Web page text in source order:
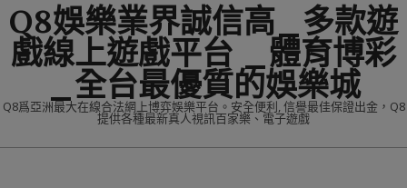
Q8娛樂業界誠信高_多款遊
戲線上遊戲平台 _體育博彩
_全台最優質的娛樂城
Q8爲亞洲最大在線合法網上博弈娛樂平台。安全便利, 信譽最佳保證出金，Q8
提供各種最新真人視訊百家樂、電子遊戲